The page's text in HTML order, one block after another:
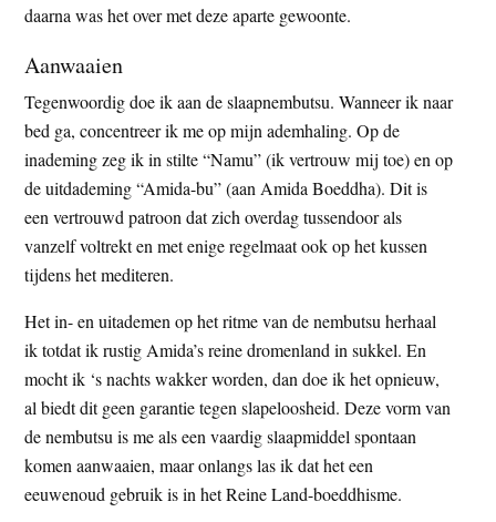
daarna was het over met deze aparte gewoonte.
Aanwaaien
Tegenwoordig doe ik aan de slaapnembutsu. Wanneer ik naar
bed ga, concentreer ik me op mijn ademhaling. Op de
inademing zeg ik in stilte “Namu” (ik vertrouw mij toe) en op
de uitdademing “Amida-bu” (aan Amida Boeddha). Dit is
een vertrouwd patroon dat zich overdag tussendoor als
vanzelf voltrekt en met enige regelmaat ook op het kussen
tijdens het mediteren.
Het in- en uitademen op het ritme van de nembutsu herhaal
ik totdat ik rustig Amida’s reine dromenland in sukkel. En
mocht ik ‘s nachts wakker worden, dan doe ik het opnieuw,
al biedt dit geen garantie tegen slapeloosheid. Deze vorm van
de nembutsu is me als een vaardig slaapmiddel spontaan
komen aanwaaien, maar onlangs las ik dat het een
eeuwenoud gebruik is in het Reine Land-boeddhisme.